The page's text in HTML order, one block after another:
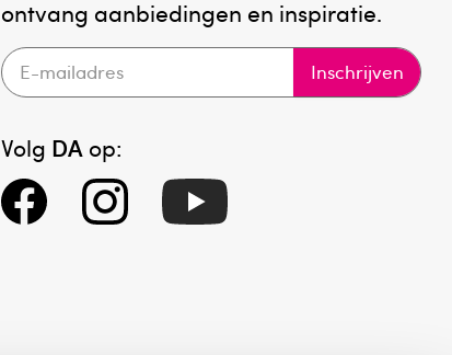
ontvang aanbiedingen en inspiratie.
Inschrijven
Volg DA op: